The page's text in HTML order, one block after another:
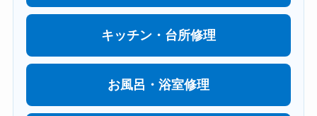
キッチン・台所修理
お風呂・浴室修理